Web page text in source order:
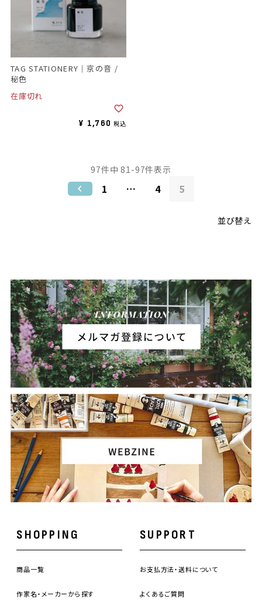
TAG STATIONERY｜京の音 /
秘色
在庫切れ
¥ 1,760 税込
並び替え
97件中 81-97件表示
1 … 4 5
SHOPPING
商品一覧
作家名・メーカーから探す
SUPPORT
お支払方法・送料について
よくあるご質問